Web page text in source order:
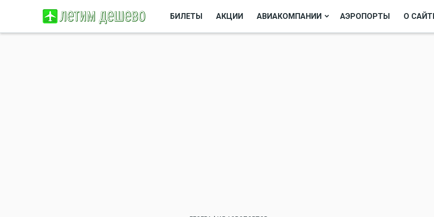
БИЛЕТЫ АКЦИИ АВИАКОМПАНИИ АЭРОПОРТЫ О